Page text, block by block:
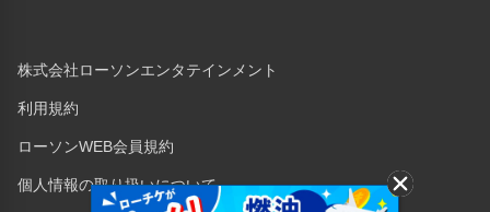
株式会社ローソンエンタテインメント
利用規約
ローソンWEB会員規約
個人情報の取り扱いについて